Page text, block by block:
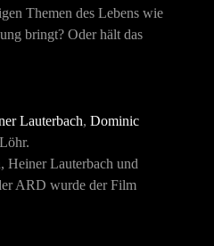
Themen des Lebens wie
bringt? Oder hält das
Lauterbach, Dominic
Lauterbach und
ARD wurde der Film